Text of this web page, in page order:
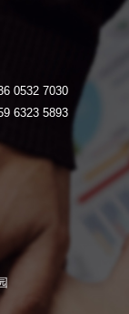
0532 7030
6323 5893